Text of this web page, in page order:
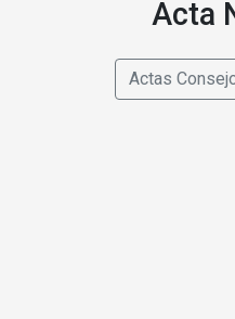
Acta
Actas